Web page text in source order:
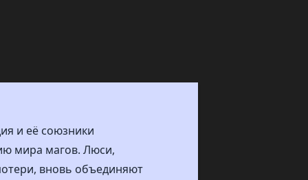
и её союзники
мира магов. Люси,
вновь объединяют